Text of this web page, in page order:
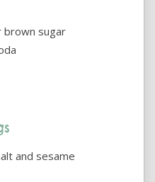
brown sugar
and sesame